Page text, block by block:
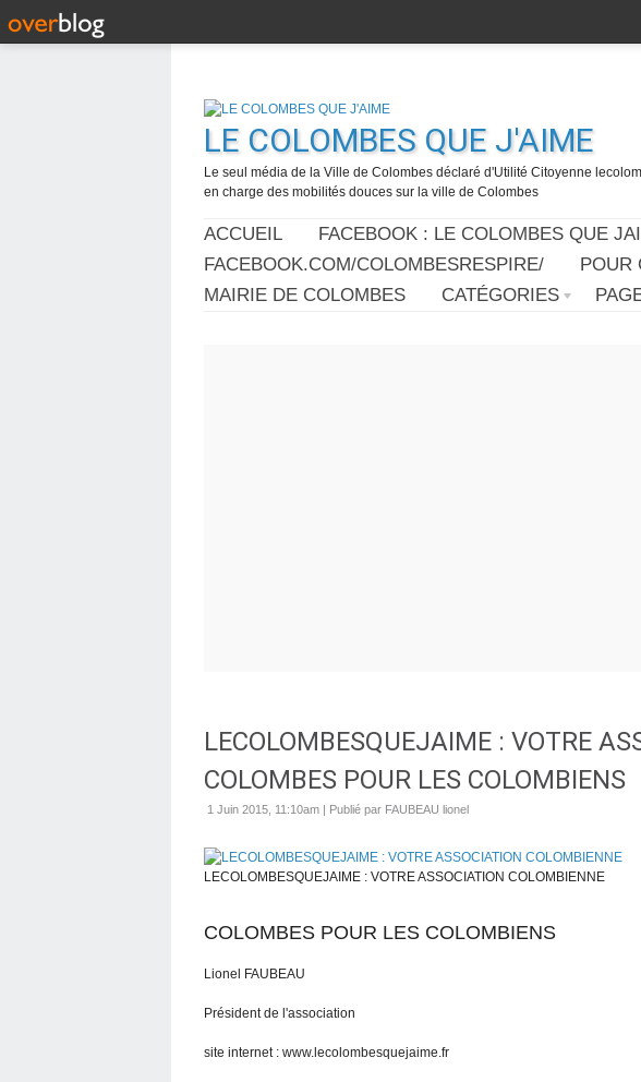
LE COLOMBES QUE J'AIME
Le seul média de la Ville de Colombes déclaré d'Utilité Citoyenne
en charge des mobilités douces sur la ville de Colombes
ACCUEIL FACEBOOK : LE COLOMBES QUE
FACEBOOK.COM/COLOMBESRESPIRE/
POUR
MAIRIE DE COLOMBES
CATÉGORIES
LECOLOMBESQUEJAIME : VOTRE
COLOMBES POUR LES COLOMBIENS
1 Juin 2015, 11:10am | Publié par FAUBEAU lionel
LECOLOMBESQUEJAIME : VOTRE ASSOCIATION COLOMBIENNE
COLOMBES POUR LES COLOMBIENS
Lionel FAUBEAU
Président de l'association
site internet : www.lecolombesquejaime.fr